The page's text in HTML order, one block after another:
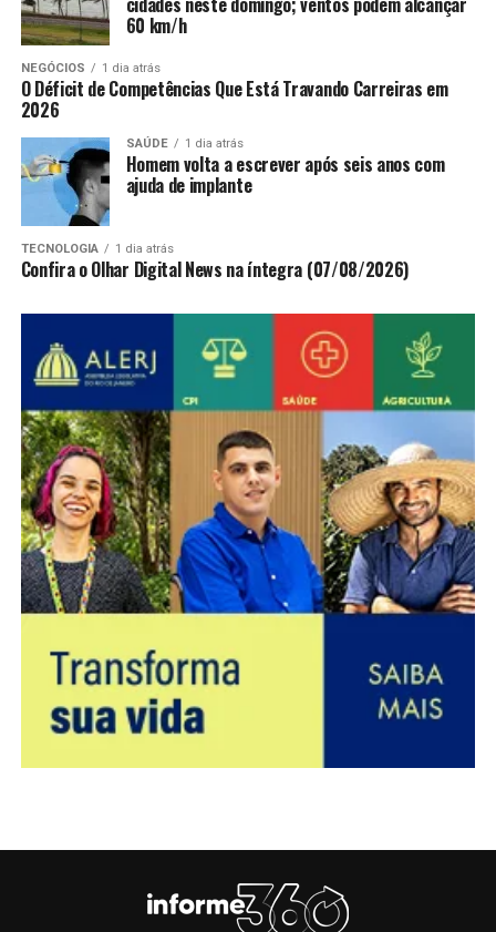
60 km/h
NEGÓCIOS 1 dia atrás
O Déficit de Competências Que Está Travando Carreiras em
2026
SAÚDE 1 dia atrás
Homem volta a escrever após seis anos com
ajuda de implante
TECNOLOGIA 1 dia atrás
Confira o Olhar Digital News na íntegra (07/08/2026)